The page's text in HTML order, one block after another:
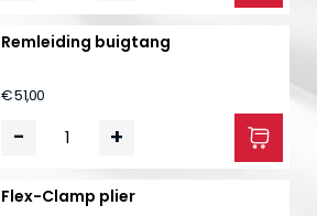
Remleiding buigtang
€ 51,00
- +
Flex-Clamp plier